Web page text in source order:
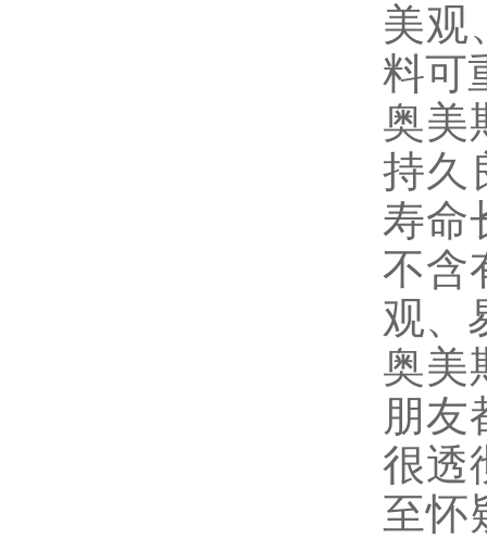
美观
料可
奥美
持久
寿命
不含
观、
奥美
朋友
很透
至怀